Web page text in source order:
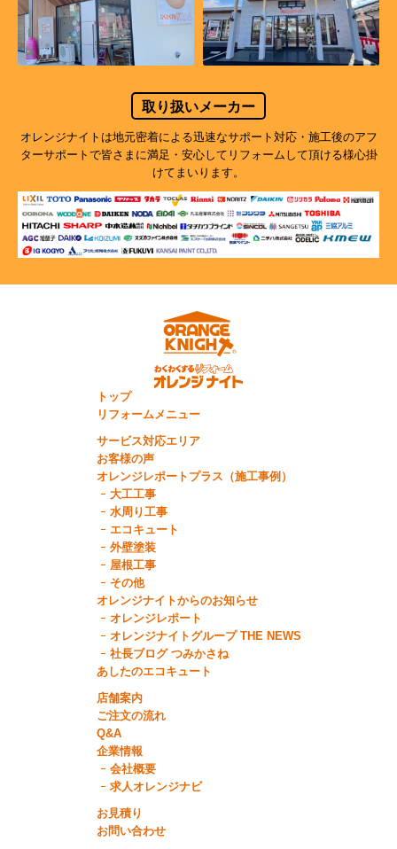
取り扱いメーカー
オレンジナイトは地元密着による迅速なサポート対応・施工後のアフ
ターサポートで皆さまに満足・安心してリフォームして頂ける様心掛
けてまいります。
トップ
リフォームメニュー
サービス対応エリア
お客様の声
オレンジレポートプラス（施工事例）
大工工事
水周り工事
エコキュート
外壁塗装
屋根工事
その他
オレンジナイトからのお知らせ
オレンジレポート
オレンジナイトグループ THE NEWS
社長ブログ つみかさね
あしたのエコキュート
店舗案内
ご注文の流れ
Q&A
企業情報
会社概要
求人オレンジナビ
お見積り
お問い合わせ